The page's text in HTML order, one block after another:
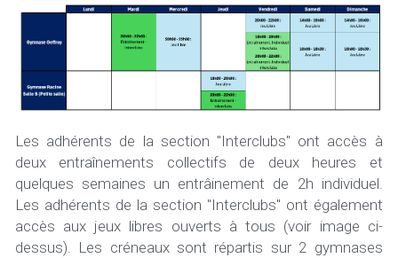
Les adhérents de la section "Interclubs" ont accès à
deux entraînements collectifs de deux heures et
quelques semaines un entrâinement de 2h individuel.
Les adhérents de la section "Interclubs" ont également
accès aux jeux libres ouverts à tous (voir image ci-
dessus). Les créneaux sont répartis sur 2 gymnases